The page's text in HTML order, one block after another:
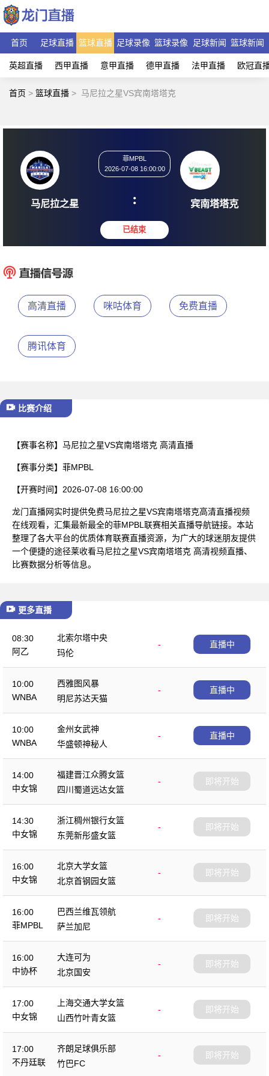
首页 足球直播 篮球直播 足球录像 篮球录像 足球新闻 篮球新闻
英超直播 西甲直播 意甲直播 德甲直播 法甲直播 欧冠直
首页 > 篮球直播 > 马尼拉之星VS宾南塔塔克
马尼拉之星
2026-07-08 16:00:00
: 宾南
高清直播 咪咕体育 免费直播
腾讯体育
比赛介绍
【赛事名称】 马尼拉之星VS宾南塔塔克 高清直播
【赛事分类】 菲MPBL
【开赛时间】 2026-07-08 16:00:00
龙门直播网实时提供免费马尼拉之星VS宾南塔塔克高清直播视频
在线观看，汇集最新最全的菲MPBL联赛相关直播导航链接。本站
整理了各大平台的优质体育联赛直播资源，为广大的球迷朋友提供
一个便捷的途径莱收看马尼拉之星VS宾南塔塔克 高清视频直播、
比赛数据分析等信息。
更多直播
08:30
阿乙
北索尔塔中央
-
玛伦
直播中
10:00
WNBA
西雅图风暴
-
明尼苏达天猫
直播中
10:00
WNBA
金州女武神
-
华盛顿神秘人
直播中
14:00
中女锦
福建晋江众腾女篮
-
四川蜀道远达女篮
即将开始
14:30
中女锦
浙江稠州银行女篮
-
东莞新彤盛女篮
即将开始
16:00
中女锦
北京大学女篮
-
北京首钢园女篮
即将开始
16:00
菲MPBL
巴西兰维瓦领航
-
萨兰加尼
即将开始
16:00
中协杯
大连可为
-
北京国安
即将开始
17:00
中女锦
上海交通大学女篮
-
山西竹叶青女篮
即将开始
17:00
不丹廷联
齐朗足球俱乐部
-
竹巴FC
即将开始